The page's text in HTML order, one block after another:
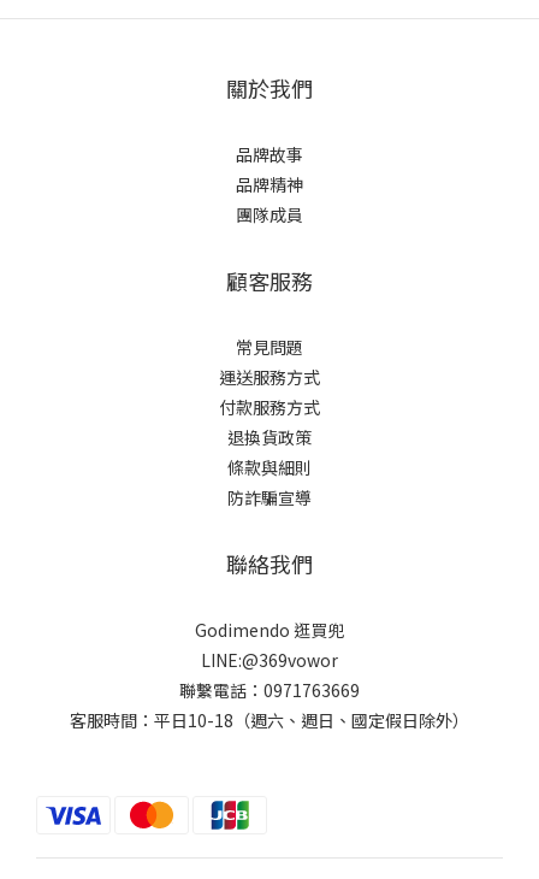
關於我們
品牌故事
品牌精神
團隊成員
顧客服務
常見問題
運送服務方式
付款服務方式
退換貨政策
條款與細則
防詐騙宣導
聯絡我們
Godimendo 逛買兜
LINE:@369vowor
聯繫電話：0971763669
客服時間：平日10-18（週六、週日、國定假日除外）